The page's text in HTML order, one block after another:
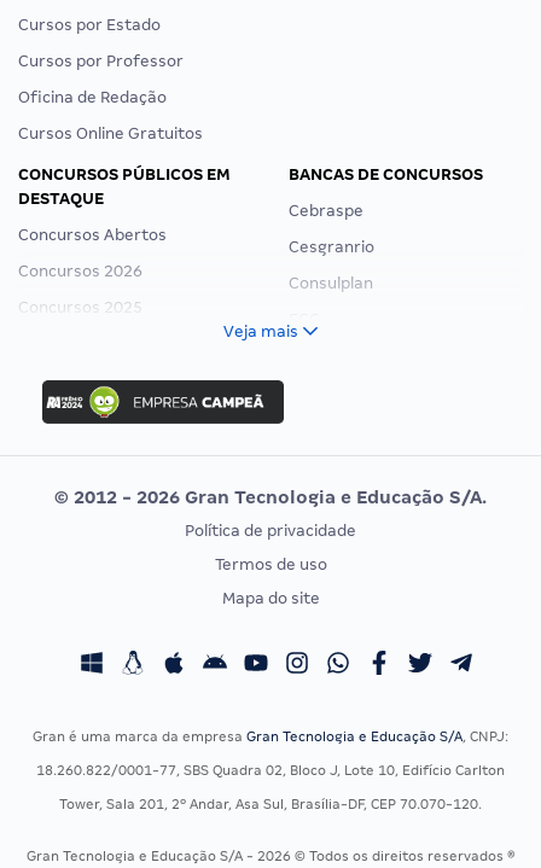
Cursos por Estado
Cursos por Professor
Oficina de Redação
Cursos Online Gratuitos
CONCURSOS PÚBLICOS EM
DESTAQUE
Concursos Abertos
Concursos 2026
Concursos 2025
Concurso Ibama
Concurso MPU
Editais publicados
BANCAS DE CONCURSOS
Cebraspe
Cesgranrio
Consulplan
Vunesp
CONCURSOS POR PROFISSÃO
Concursos Fiscais
Concursos Saúde
EXAME DE ORDEM
Calendário OAB
Veja mais
© 2012 - 2026 Gran Tecnologia e Educação S/A.
Política de privacidade
Termos de uso
Mapa do site
Gran é uma marca da empresa Gran Tecnologia e Educação S/A, CNPJ:
18.260.822/0001-77, SBS Quadra 02, Bloco J, Lote 10, Edifício Carlton
Tower, Sala 201, 2º Andar, Asa Sul, Brasília-DF, CEP 70.070-120.
Gran Tecnologia e Educação S/A - 2026 © Todos os direitos reservados ®